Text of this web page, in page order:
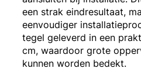
een strak eindresultaat,
eenvoudiger
tegel geleverd in een
cm, waardoor grote
kunnen worden bedekt.